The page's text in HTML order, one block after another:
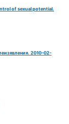
of sexual potential.
2010-02-